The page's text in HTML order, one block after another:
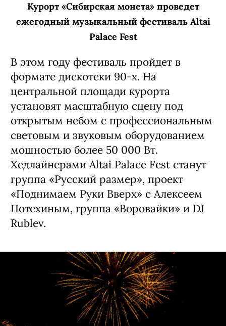
Курорт «Сибирская монета» проведет
ежегодный музыкальный фестиваль Altai
Palace Fest
В этом году фестиваль пройдет в
формате дискотеки 90-х. На
центральной площади курорта
установят масштабную сцену под
открытым небом с профессиональным
световым и звуковым оборудованием
мощностью более 50 000 Вт.
Хедлайнерами Altai Palace Fest станут
группа «Русский размер», проект
«Поднимаем Руки Вверх» с Алексеем
Потехиным, группа «Воровайки» и DJ
Rublev.